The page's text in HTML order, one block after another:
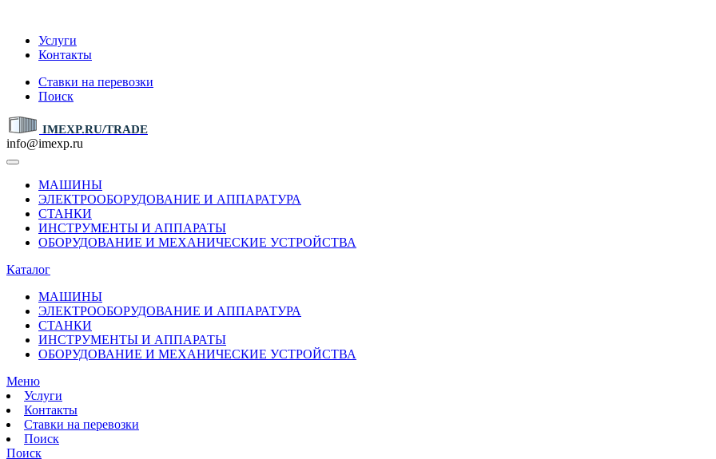
Услуги
Контакты
Ставки на перевозки
Поиск
IMEXP.RU/TRADE
info@imexp.ru
МАШИНЫ
ЭЛЕКТРООБОРУДОВАНИЕ И АППАРАТУРА
СТАНКИ
ИНСТРУМЕНТЫ И АППАРАТЫ
ОБОРУДОВАНИЕ И МЕХАНИЧЕСКИЕ УСТРОЙСТВА
Каталог
МАШИНЫ
ЭЛЕКТРООБОРУДОВАНИЕ И АППАРАТУРА
СТАНКИ
ИНСТРУМЕНТЫ И АППАРАТЫ
ОБОРУДОВАНИЕ И МЕХАНИЧЕСКИЕ УСТРОЙСТВА
Меню
Услуги
Контакты
Ставки на перевозки
Поиск
Поиск